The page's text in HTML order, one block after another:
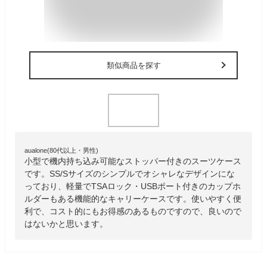
類似商品を探す
aualone(80代以上・男性)
小型で機内持ち込み可能なストッパー付きのスーツケース
です。SS/Sサイズのシンプルでオシャレなデザインにな
っており、軽量でTSAロック・USBポート付きのカップホ
ルダーもある機能的なキャリーケースです。使いやすく便
利で、コスト的にもお得感のあるものですので、良いので
はないかと思います。